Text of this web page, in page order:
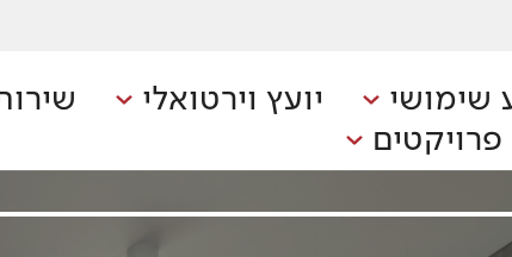
שימושי יועץ וירטואלי
פרויקטים